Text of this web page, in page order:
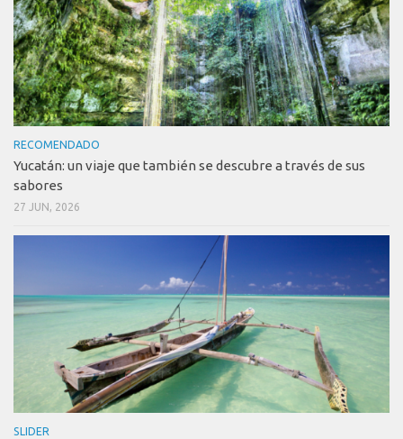
RECOMENDADO
Yucatán: un viaje que también se descubre a través de sus
sabores
27 JUN, 2026
SLIDER